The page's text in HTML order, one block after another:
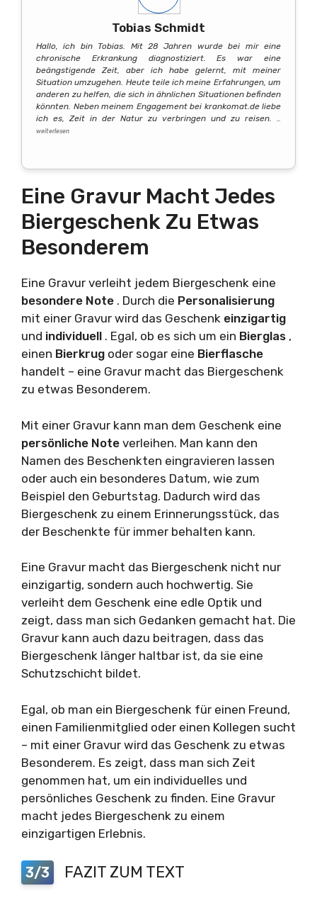
Tobias Schmidt
Hallo, ich bin Tobias. Mit 28 Jahren wurde bei mir eine
chronische Erkrankung diagnostiziert. Es war eine
beängstigende Zeit, aber ich habe gelernt, mit meiner
Situation umzugehen. Heute teile ich meine Erfahrungen, um
anderen zu helfen, die sich in ähnlichen Situationen befinden
könnten. Neben meinem Engagement bei krankomat.de liebe
ich es, Zeit in der Natur zu verbringen und zu reisen.
weiterlesen
Eine Gravur Macht Jedes
Biergeschenk Zu Etwas
Besonderem
Eine Gravur verleiht jedem Biergeschenk eine
besondere Note . Durch die Personalisierung
mit einer Gravur wird das Geschenk einzigartig
und individuell . Egal, ob es sich um ein Bierglas ,
einen Bierkrug oder sogar eine Bierflasche
handelt – eine Gravur macht das Biergeschenk
zu etwas Besonderem.
Mit einer Gravur kann man dem Geschenk eine
persönliche Note verleihen. Man kann den
Namen des Beschenkten eingravieren lassen
oder auch ein besonderes Datum, wie zum
Beispiel den Geburtstag. Dadurch wird das
Biergeschenk zu einem Erinnerungsstück, das
der Beschenkte für immer behalten kann.
Eine Gravur macht das Biergeschenk nicht nur
einzigartig, sondern auch hochwertig. Sie
verleiht dem Geschenk eine edle Optik und
zeigt, dass man sich Gedanken gemacht hat. Die
Gravur kann auch dazu beitragen, dass das
Biergeschenk länger haltbar ist, da sie eine
Schutzschicht bildet.
Egal, ob man ein Biergeschenk für einen Freund,
einen Familienmitglied oder einen Kollegen sucht
– mit einer Gravur wird das Geschenk zu etwas
Besonderem. Es zeigt, dass man sich Zeit
genommen hat, um ein individuelles und
persönliches Geschenk zu finden. Eine Gravur
macht jedes Biergeschenk zu einem
einzigartigen Erlebnis.
3/3 FAZIT ZUM TEXT